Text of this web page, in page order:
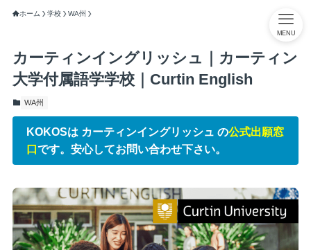
MENU
ホーム 学校 WA州
カーティンイングリッシュ｜カーティン
大学付属語学学校｜Curtin English
WA州
KOKOSは カーティンイングリッシュ の公式出願窓
口です。安心してお問い合わせ下さい。